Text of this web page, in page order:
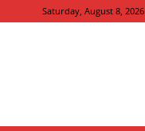
Saturday, August 8, 2026